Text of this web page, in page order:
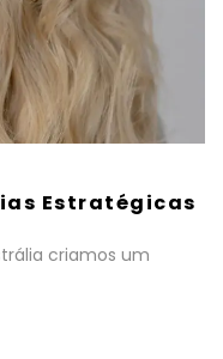
Estratégicas
criamos um